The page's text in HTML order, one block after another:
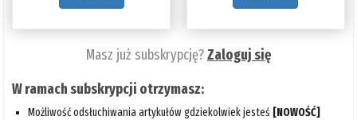
Masz już subskrypcję?Zaloguj się
W ramach subskrypcji otrzymasz:
Możliwość odsłuchiwania artykułów gdziekolwiek jesteś [NOWOŚĆ]